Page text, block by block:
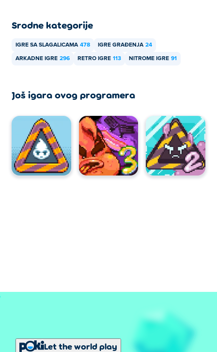
Srodne kategorije
IGRE SA SLAGALICAMA 478 IGRE GRAĐENJA 24
ARKADNE IGRE 296 RETRO IGRE 113 NITROME IGRE 91
Još igara ovog programera
Let the world play